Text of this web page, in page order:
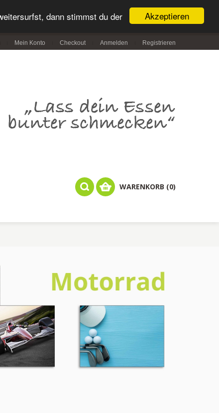
Akzeptieren
dann stimmst du der
Mein Konto Checkout Anmelden Registrieren
WARENKORB (0)